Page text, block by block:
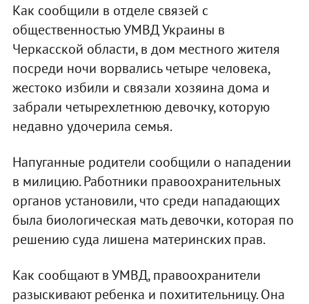
Как сообщили в отделе связей с
общественностью УМВД Украины в
Черкасской области, в дом местного жителя
посреди ночи ворвались четыре человека,
жестоко избили и связали хозяина дома и
забрали четырехлетнюю девочку, которую
недавно удочерила семья.
Напуганные родители сообщили о нападении
в милицию. Работники правоохранительных
органов установили, что среди нападающих
была биологическая мать девочки, которая по
решению суда лишена материнских прав.
Как сообщают в УМВД, правоохранители
разыскивают ребенка и похитительницу. Она